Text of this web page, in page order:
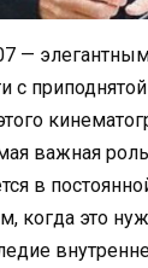
—
с
важная
в
когда это